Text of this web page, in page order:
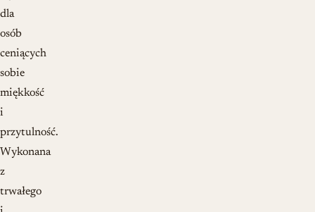
dla
osób
ceniących
sobie
miękkość
i
przytulność.
Wykonana
z
trwałego